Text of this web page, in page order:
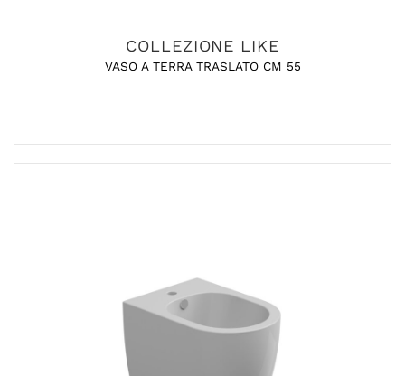
COLLEZIONE LIKE
VASO A TERRA TRASLATO CM 55